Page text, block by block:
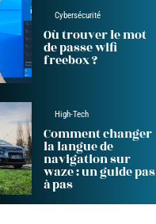
Cybersécurité
Où trouver le mot
de passe wifi
freebox ?
High-Tech
Comment changer
la langue de
navigation sur
waze : un guide pas
à pas